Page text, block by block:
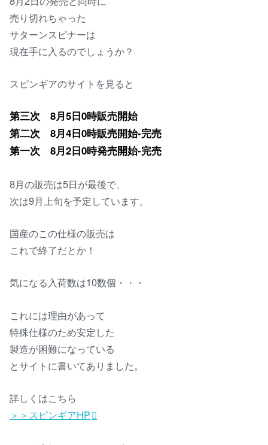
売り切れちゃった
サターンスピナーは
現在手に入るのでしょうか？
スピンギアのサイトを見ると
第三次 8月5日0時販売開始
第二次 8月4日0時販売開始-完売
第一次 8月2日0時発売開始-完売
8月の販売は5日が最後で、
次は9月上旬を予定しています。
国産のこの仕様の販売は
これで終了だとか！
気になる入荷数は10数個・・・
これには理由があって
特殊仕様のため安定した
製造が困難になっている
とサイトに書いてありました。
詳しくはこちら
＞＞スピンギアHP